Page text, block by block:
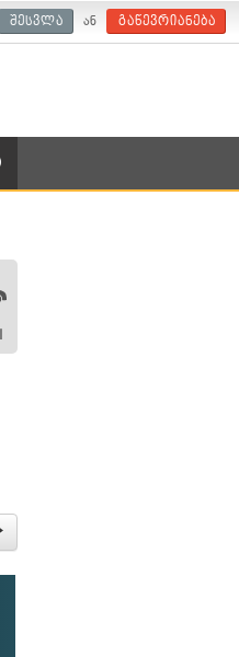
შესვლა ან გაწევრიანება